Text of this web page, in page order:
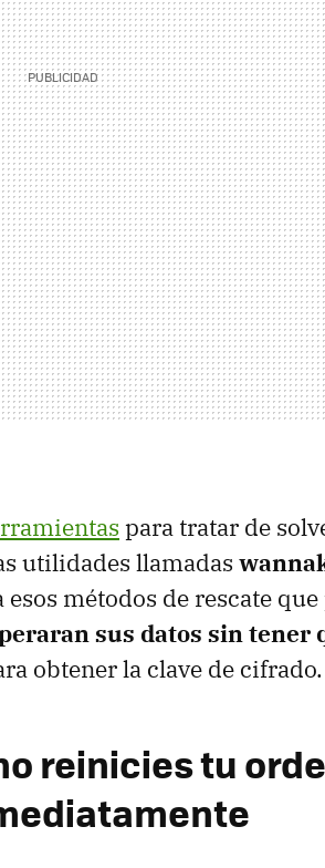
para tratar de
utilidades llamadas
métodos de rescate
sus datos sin tener
obtener la clave de cifrado.
reinicies tu